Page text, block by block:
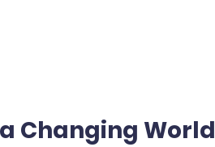
Changing World